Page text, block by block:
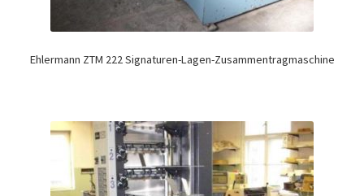
Ehlermann ZTM 222 Signaturen-Lagen-Zusammentragmaschine